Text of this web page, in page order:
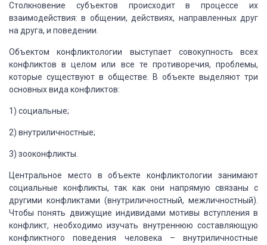
Столкновение субъектов происходит в процессе их
взаимодействия: в общении, действиях, направленных друг
на друга, и поведении.
Объектом конфликтологии выступает совокупность всех
конфликтов в целом или все те противоречия, проблемы,
которые существуют в обществе. В объекте выделяют три
основных вида конфликтов:
1) социальные;
2) внутриличностные;
3) зооконфликты.
Центральное место в объекте конфликтологии занимают
социальные конфликты, так как они напрямую связаны с
другими конфликтами (внутриличностный, межличностный).
Чтобы понять движущие индивидами мотивы вступления в
конфликт, необходимо изучать внутреннюю составляющую
конфликтного поведения человека – внутриличностные